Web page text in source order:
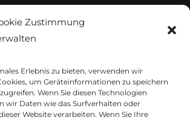
Zustimmung
Erlebnis zu bieten, verwenden wir
um Geräteinformationen zu speichern
Wenn Sie diesen Technologien
wir Daten wie das Surfverhalten oder
Website verarbeiten. Wenn Sie Ihre
Österreich